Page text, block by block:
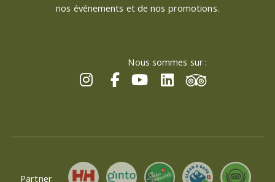
nos événements et de nos promotions.
Nous sommes sur :
Partner